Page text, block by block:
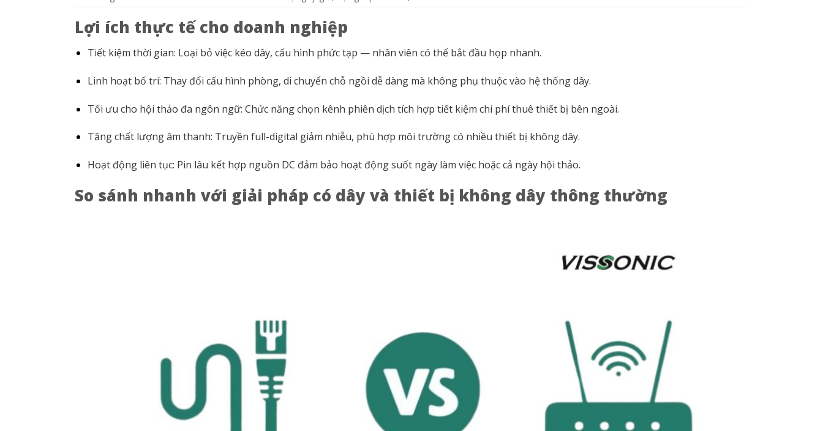
Lợi ích thực tế cho doanh nghiệp
Tiết kiệm thời gian: Loại bỏ việc kéo dây, cấu hình phức tạp — nhân viên có thể bắt đầu họp nhanh.
Linh hoạt bố trí: Thay đổi cấu hình phòng, di chuyển chỗ ngồi dễ dàng mà không phụ thuộc vào hệ thống dây.
Tối ưu cho hội thảo đa ngôn ngữ: Chức năng chọn kênh phiên dịch tích hợp tiết kiệm chi phí thuê thiết bị bên ngoài.
Tăng chất lượng âm thanh: Truyền full-digital giảm nhiễu, phù hợp môi trường có nhiều thiết bị không dây.
Hoạt động liên tục: Pin lâu kết hợp nguồn DC đảm bảo hoạt động suốt ngày làm việc hoặc cả ngày hội thảo.
So sánh nhanh với giải pháp có dây và thiết bị không dây thông thường